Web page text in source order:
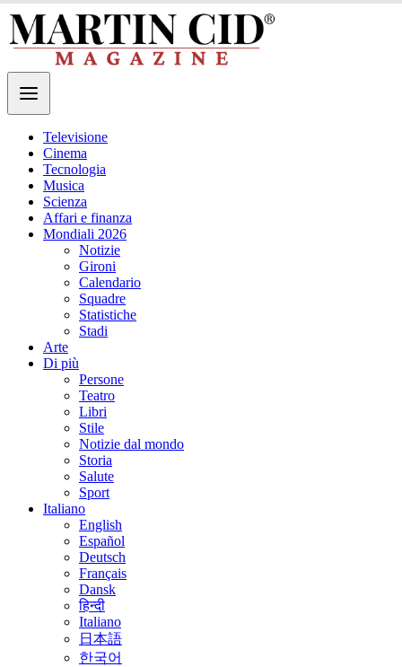
Televisione
Cinema
Tecnologia
Musica
Scienza
Affari e finanza
Mondiali 2026
Notizie
Gironi
Calendario
Squadre
Statistiche
Stadi
Arte
Di più
Persone
Teatro
Libri
Stile
Notizie dal mondo
Storia
Salute
Sport
Italiano
English
Español
Deutsch
Français
Dansk
हिन्दी
Italiano
日本語
한국어